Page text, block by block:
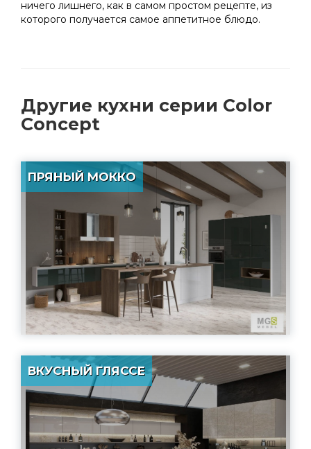
ничего лишнего, как в самом простом рецепте, из
которого получается самое аппетитное блюдо.
Другие кухни серии Color
Concept
ПРЯНЫЙ МОККО
ВКУСНЫЙ ГЛЯССЕ